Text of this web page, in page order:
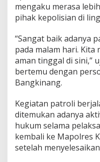
mengaku merasa
pihak kepolisian di
“Sangat baik adanya
pada malam hari. Kita
aman tinggal di sini,”
bertemu dengan
Bangkinang.
Kegiatan patroli
ditemukan adanya
hukum selama
kembali ke Mapolres
setelah